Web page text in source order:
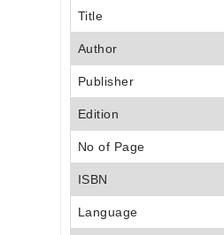
Title
Author
Publisher
Edition
No of Page
ISBN
Language